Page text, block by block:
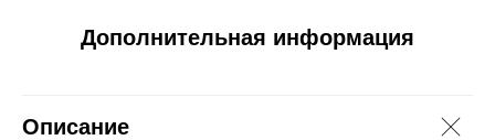
Дополнительная информация
Описание